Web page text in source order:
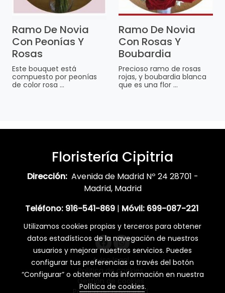
Ramo De Novia
Con Peonías Y
Rosas
Este bouquet está
compuesto por peonías
de color rosa ...
Ramo De Novia
Con Rosas Y
Boubardia
Precioso ramo de rosas
rojas, y boubardia blanca
que es una flor ...
Floristería Cipitria
Dirección: Avenida de Madrid Nº 24 28701 -
Madrid, Madrid
Teléfono: 916-541-869| Móvil: 699-087-221
Aviso legal
Política de cookies
Gestión de cookies
Utilizamos cookies propias y terceros para obtener
datos estadísticos de la navegación de nuestros
usuarios y mejorar nuestros servicios. Puedes
configurar tus preferencias a través del botón
“Configurar” o obtener más información en nuestra
Política de cookies.